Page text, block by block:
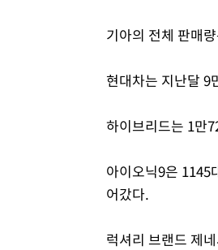
기아의 전체 판매
현대차는 지난달 9
하이브리드는 1만
아이오닉9은 1145
어갔다.
럭셔리 브랜드 제